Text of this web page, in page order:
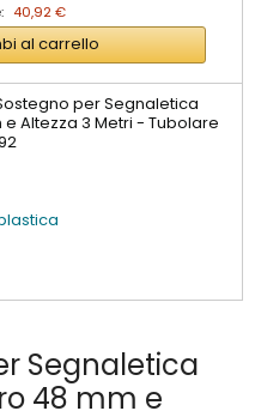
40,92 €
al carrello
per Segnaletica
Altezza 3 Metri - Tubolare
Segnaletica
48 mm e